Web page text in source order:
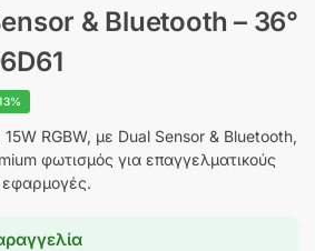
& Bluetooth – 36°
RGBW, με Dual Sensor & Bluetooth,
φωτισμός για επαγγελματικούς
εφαρμογές.